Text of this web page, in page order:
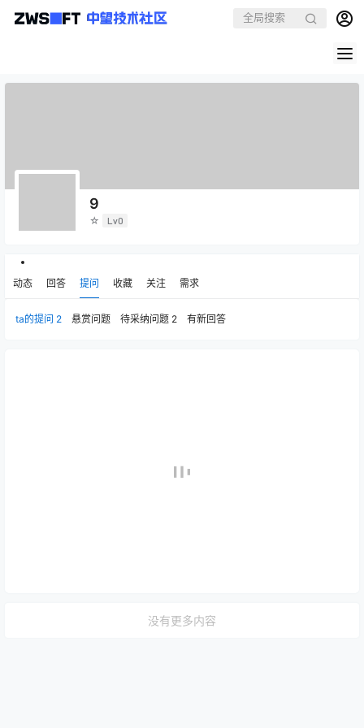
9
☆ Lv0
动态 回答 提问 收藏 关注 需求
ta的提问 2 悬赏问题 待采纳问题 2 有新回答
没有更多内容